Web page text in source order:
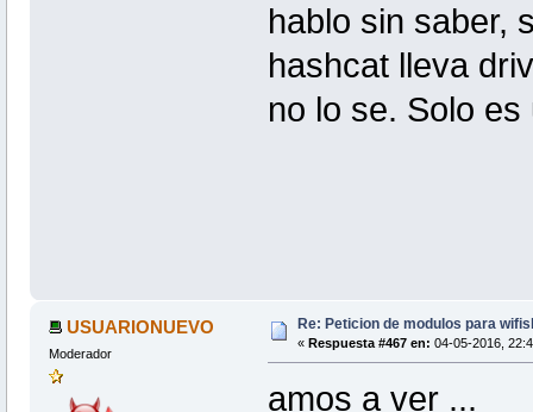
hablo sin saber,
hashcat lleva
no lo se. Solo
USUARIONUEVO
Moderador
Re: Peticion de modulos para
« Respuesta #467 en: 04-05-2016,
amos a ver ...